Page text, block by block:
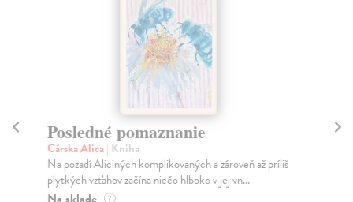
Posledné pomaznanie
Cárska Alica| Kniha
Na pozadí Aliciných komplikovaných a zároveň až príliš
plytkých vzťahov začína niečo hlboko v jej vn...
?